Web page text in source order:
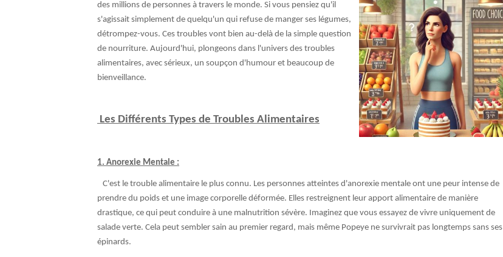
des millions de personnes à travers le monde. Si vous pensiez qu'il
s'agissait simplement de quelqu'un qui refuse de manger ses légumes,
détrompez-vous. Ces troubles vont bien au-delà de la simple question
de nourriture. Aujourd'hui, plongeons dans l'univers des troubles
alimentaires, avec sérieux, un soupçon d'humour et beaucoup de
bienveillance.
Les Différents Types de Troubles Alimentaires
1. Anorexie Mentale :
C'est le trouble alimentaire le plus connu. Les personnes atteintes d'anorexie mentale ont une peur intense de
prendre du poids et une image corporelle déformée. Elles restreignent leur apport alimentaire de manière
drastique, ce qui peut conduire à une malnutrition sévère. Imaginez que vous essayez de vivre uniquement de
salade verte. Cela peut sembler sain au premier regard, mais même Popeye ne survivrait pas longtemps sans ses
épinards.